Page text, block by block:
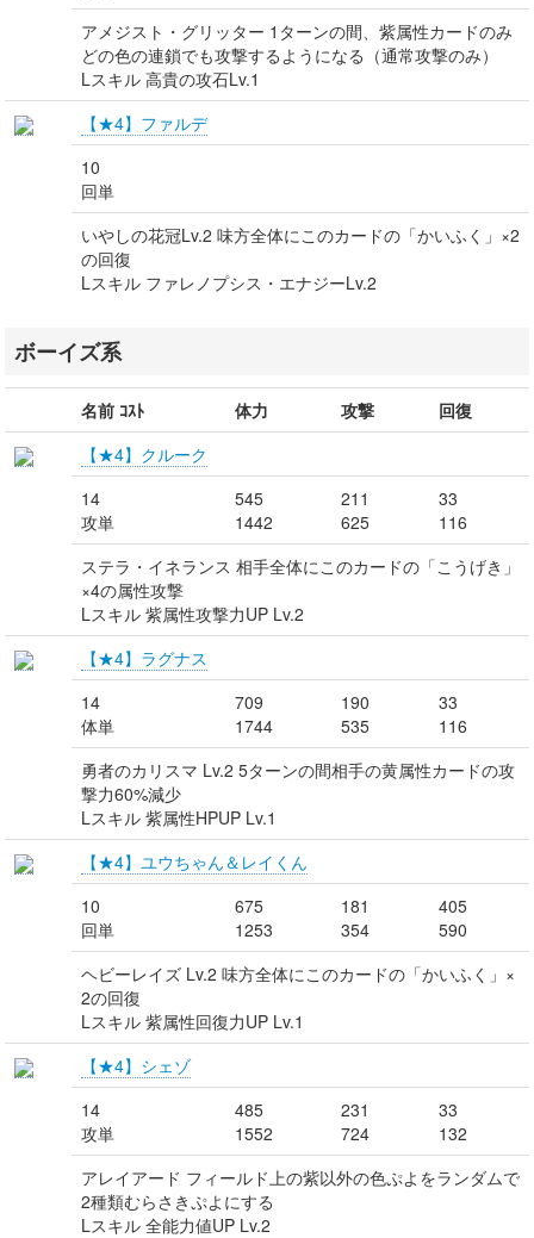
アメジスト・グリッター 1ターンの間、紫属性カードのみ
どの色の連鎖でも攻撃するようになる（通常攻撃のみ）
Lスキル 高貴の攻石Lv.1
【★4】ファルデ
10
回単
いやしの花冠Lv.2 味方全体にこのカードの「かいふく」×2
の回復
Lスキル ファレノプシス・エナジーLv.2
ボーイズ系
名前 ｺｽﾄ 体力 攻撃
回復
【★4】クルーク
14
攻単
545
1442
211
625
33
116
ステラ・イネランス 相手全体にこのカードの「こうげき」
×4の属性攻撃
Lスキル 紫属性攻撃力UP Lv.2
【★4】ラグナス
14
体単
709
1744
190
535
33
116
勇者のカリスマ Lv.2 5ターンの間相手の黄属性カードの攻
撃力60%減少
Lスキル 紫属性HPUP Lv.1
【★4】ユウちゃん＆レイくん
10
回単
675
1253
181
354
405
590
ヘビーレイズ Lv.2 味方全体にこのカードの「かいふく」×
2の回復
Lスキル 紫属性回復力UP Lv.1
【★4】シェゾ
14
攻単
485
1552
231
724
33
132
アレイアード フィールド上の紫以外の色ぷよをランダムで
2種類むらさきぷよにする
Lスキル 全能力値UP Lv.2